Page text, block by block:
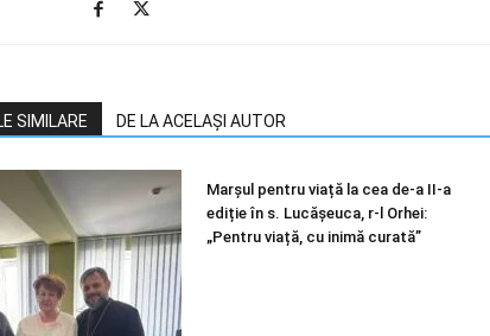
SIMILARE DE LA ACELAȘI AUTOR
Marșul pentru viață la cea de-a II-a
ediție în s. Lucășeuca, r-l Orhei:
„Pentru viață, cu inimă curată”